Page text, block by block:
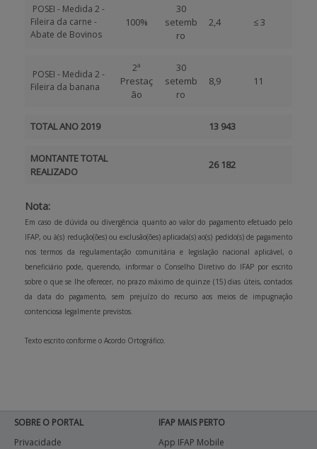
POSEI - Medida 2 -
Fileira da carne -
Abate de Bovinos
100%
30
setemb
ro
2,4 ≤ 3
POSEI - Medida 2 -
Fileira da banana
2ª
Prestaç
ão
30
setemb
ro
8,9 11
TOTAL ANO 2019 13 943
MONTANTE TOTAL
REALIZADO
26 182
Nota:
Em caso de dúvida ou divergência quanto ao valor do pagamento efetuado pelo
IFAP, ou à(s) redução(ões) ou exclusão(ões) aplicada(s) ao(s) pedido(s) de pagamento
nos termos da regulamentação comunitária e legislação nacional aplicável, o
beneficiário pode, querendo, informar o Conselho Diretivo do IFAP por escrito
sobre o que se lhe oferecer, no prazo máximo de quinze (15) dias úteis, contados
da data do pagamento, sem prejuízo do recurso aos meios de impugnação
contenciosa legalmente previstos.
Texto escrito conforme o Acordo Ortográfico.
SOBRE O PORTAL
Privacidade
IFAP MAIS PERTO
App IFAP Mobile